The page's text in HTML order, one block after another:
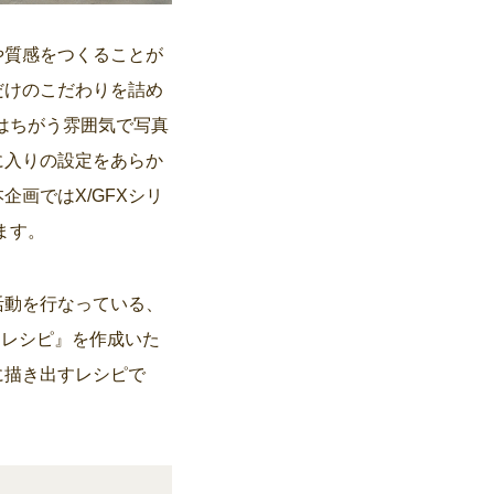
感をつくることが
のこだわりを詰め
ちがう雰囲気で写真
りの設定をあらか
画ではX/GFXシリ
。
を行なっている、
シピ』を作成いた
き出すレシピで